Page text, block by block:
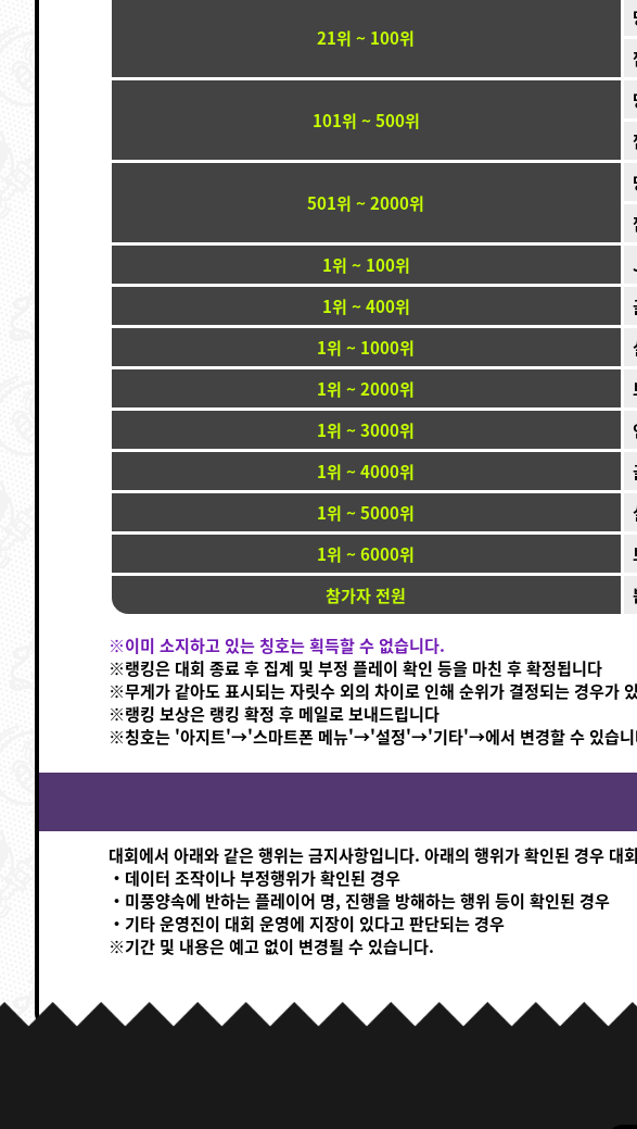
21위 ~ 100위
101위 ~ 500위
501위 ~ 2000위
1위 ~ 100위
1위 ~ 400위
1위 ~ 1000위
1위 ~ 2000위
1위 ~ 3000위
1위 ~ 4000위
1위 ~ 5000위
1위 ~ 6000위
참가자 전원
※이미 소지하고 있는 칭호는 획득할 수 없습니다.
※랭킹은 대회 종료 후 집계 및 부정 플레이 확인 등을 마친 후 확정됩니다
※무게가 같아도 표시되는 자릿수 외의 차이로 인해 순위가 결정되는 경우가
※랭킹 보상은 랭킹 확정 후 메일로 보내드립니다
※칭호는 '아지트'→'스마트폰 메뉴'→'설정'→'기타'→에서 변경할 수 있습니
대회에서 아래와 같은 행위는 금지사항입니다. 아래의 행위가 확인된 경우 대
・데이터 조작이나 부정행위가 확인된 경우
・미풍양속에 반하는 플레이어 명, 진행을 방해하는 행위 등이 확인된 경우
・기타 운영진이 대회 운영에 지장이 있다고 판단되는 경우
※기간 및 내용은 예고 없이 변경될 수 있습니다.